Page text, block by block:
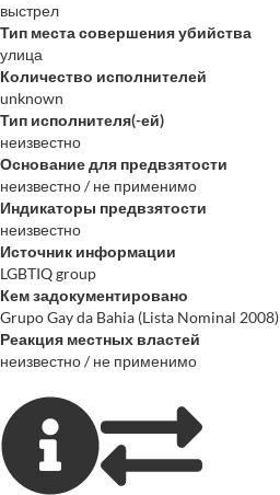
выстрел
Тип места совершения убийства
улица
Количество исполнителей
unknown
Тип исполнителя(-ей)
неизвестно
Основание для предвзятости
неизвестно / не применимо
Индикаторы предвзятости
неизвестно
Источник информации
LGBTIQ group
Кем задокументировано
Grupo Gay da Bahia (Lista Nominal 2008)
Реакция местных властей
неизвестно / не применимо